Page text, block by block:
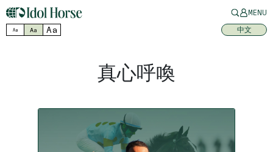
MENU
Aa Aa Aa 中文
真心呼喚